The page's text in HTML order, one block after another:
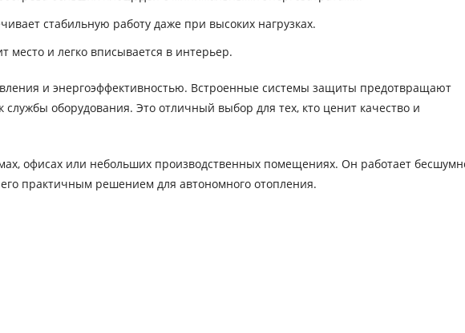
стабильную работу даже при высоких нагрузках.
место и легко вписывается в интерьер.
и энергоэффективностью. Встроенные системы защиты предотвращают
оборудования. Это отличный выбор для тех, кто ценит качество и
офисах или небольших производственных помещениях. Он работает
практичным решением для автономного отопления.